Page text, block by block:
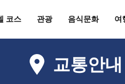
코스 관광 음식문화 여
교통안내